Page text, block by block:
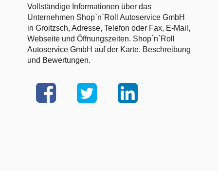
Vollständige Informationen über das
Unternehmen Shop`n`Roll Autoservice GmbH
in Groitzsch, Adresse, Telefon oder Fax, E-Mail,
Webseite und Öffnungszeiten. Shop`n`Roll
Autoservice GmbH auf der Karte. Beschreibung
und Bewertungen.